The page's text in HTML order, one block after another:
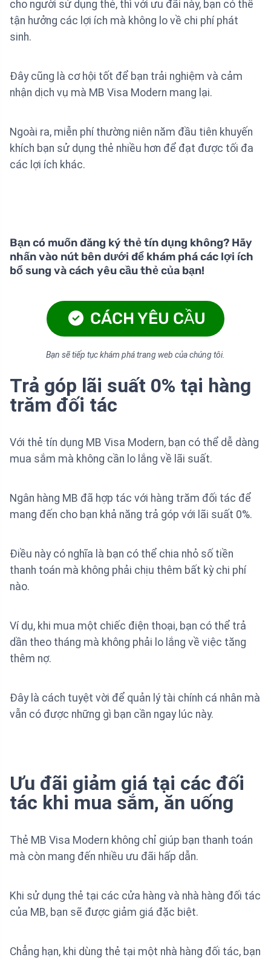
cho người sử dụng thẻ, thì với ưu đãi này, bạn có thể
tận hưởng các lợi ích mà không lo về chi phí phát
sinh.
Đây cũng là cơ hội tốt để bạn trải nghiệm và cảm
nhận dịch vụ mà MB Visa Modern mang lại.
Ngoài ra, miễn phí thường niên năm đầu tiên khuyến
khích bạn sử dụng thẻ nhiều hơn để đạt được tối đa
các lợi ích khác.
Bạn có muốn đăng ký thẻ tín dụng không? Hãy
nhấn vào nút bên dưới để khám phá các lợi ích
bổ sung và cách yêu cầu thẻ của bạn!
CÁCH YÊU CẦU
Bạn sẽ tiếp tục khám phá trang web của chúng tôi.
Trả góp lãi suất 0% tại hàng
trăm đối tác
Với thẻ tín dụng MB Visa Modern, bạn có thể dễ dàng
mua sắm mà không cần lo lắng về lãi suất.
Ngân hàng MB đã hợp tác với hàng trăm đối tác để
mang đến cho bạn khả năng trả góp với lãi suất 0%.
Điều này có nghĩa là bạn có thể chia nhỏ số tiền
thanh toán mà không phải chịu thêm bất kỳ chi phí
nào.
Ví dụ, khi mua một chiếc điện thoại, bạn có thể trả
dần theo tháng mà không phải lo lắng về việc tăng
thêm nợ.
Đây là cách tuyệt vời để quản lý tài chính cá nhân mà
vẫn có được những gì bạn cần ngay lúc này.
Ưu đãi giảm giá tại các đối
tác khi mua sắm, ăn uống
Thẻ MB Visa Modern không chỉ giúp bạn thanh toán
mà còn mang đến nhiều ưu đãi hấp dẫn.
Khi sử dụng thẻ tại các cửa hàng và nhà hàng đối tác
của MB, bạn sẽ được giảm giá đặc biệt.
Chẳng hạn, khi dùng thẻ tại một nhà hàng đối tác, bạn